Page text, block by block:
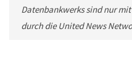
Datenbankwerks sind nur
durch die United News